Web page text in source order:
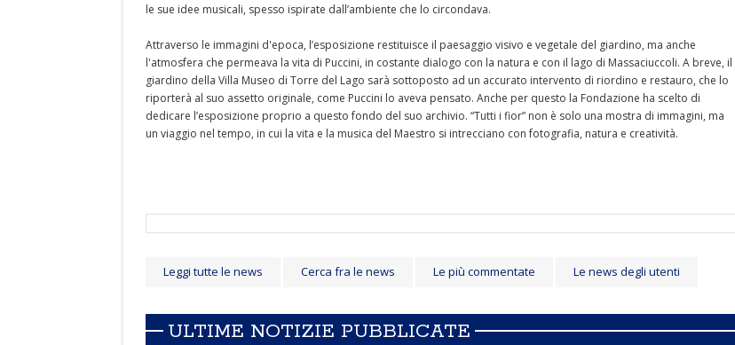
le sue idee musicali, spesso ispirate dall’ambiente che lo circondava.
Attraverso le immagini d'epoca, l’esposizione restituisce il paesaggio visivo e vegetale del giardino, ma anche
l'atmosfera che permeava la vita di Puccini, in costante dialogo con la natura e con il lago di Massaciuccoli. A breve, il
giardino della Villa Museo di Torre del Lago sarà sottoposto ad un accurato intervento di riordino e restauro, che lo
riporterà al suo assetto originale, come Puccini lo aveva pensato. Anche per questo la Fondazione ha scelto di
dedicare l’esposizione proprio a questo fondo del suo archivio. “Tutti i fior” non è solo una mostra di immagini, ma
un viaggio nel tempo, in cui la vita e la musica del Maestro si intrecciano con fotografia, natura e creatività.
Leggi tutte le news Cerca fra le news Le più commentate Le news degli utenti
ULTIME NOTIZIE PUBBLICATE